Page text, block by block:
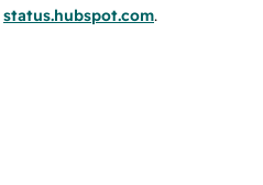
status.hubspot.com.